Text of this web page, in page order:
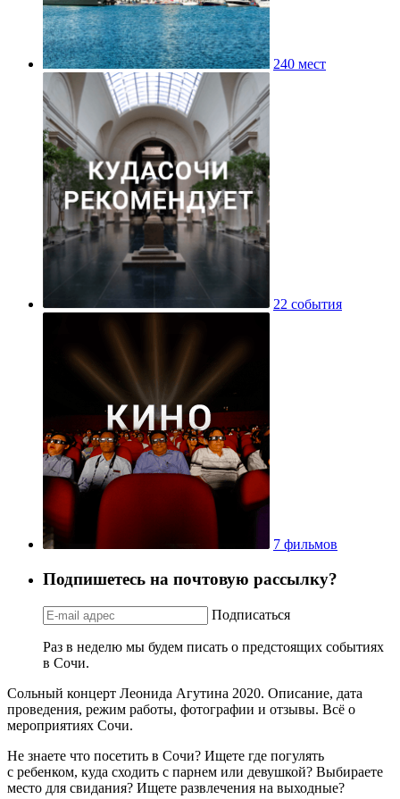
240 мест
22 события
7 фильмов
Подпишетесь на почтовую рассылку?
Подписаться
Раз в неделю мы будем писать о предстоящих событиях
в Сочи.
Сольный концерт Леонида Агутина 2020. Описание, дата
проведения, режим работы, фотографии и отзывы. Всё о
мероприятиях Сочи.
Не знаете что посетить в Сочи? Ищете где погулять
с ребенком, куда сходить с парнем или девушкой? Выбираете
место для свидания? Ищете развлечения на выходные?